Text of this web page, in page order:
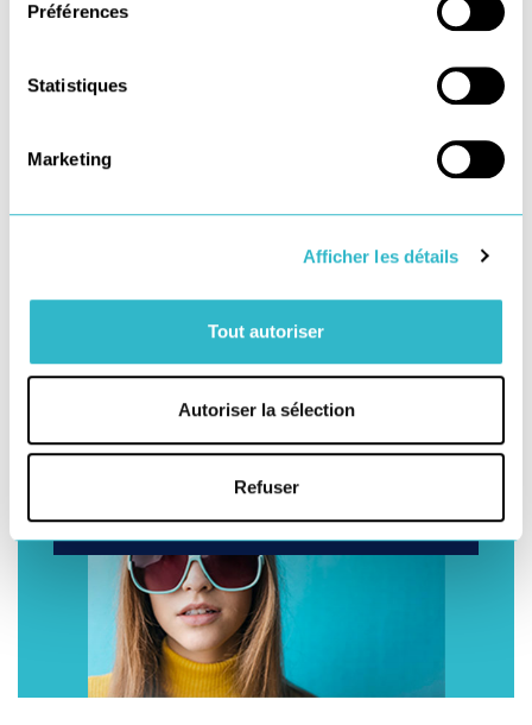
Préférences
Statistiques
Marketing
Afficher les détails
Tout autoriser
Autoriser la sélection
Refuser
Les informations recueillies sur ce formulaire sont enregistrées
traiter au mieux votre demande. Elles sont conservées pendant
à la loi « informatique et libertés », vous pouvez exercer votre
en contactant : Monsieur le Délégué à la Protection des
Données, Star service, 10 rue Olof Palme 92110 Clichy ou par